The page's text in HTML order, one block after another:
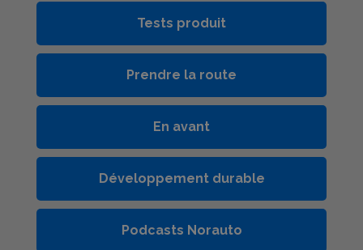
Tests produit
Prendre la route
En avant
Développement durable
Podcasts Norauto